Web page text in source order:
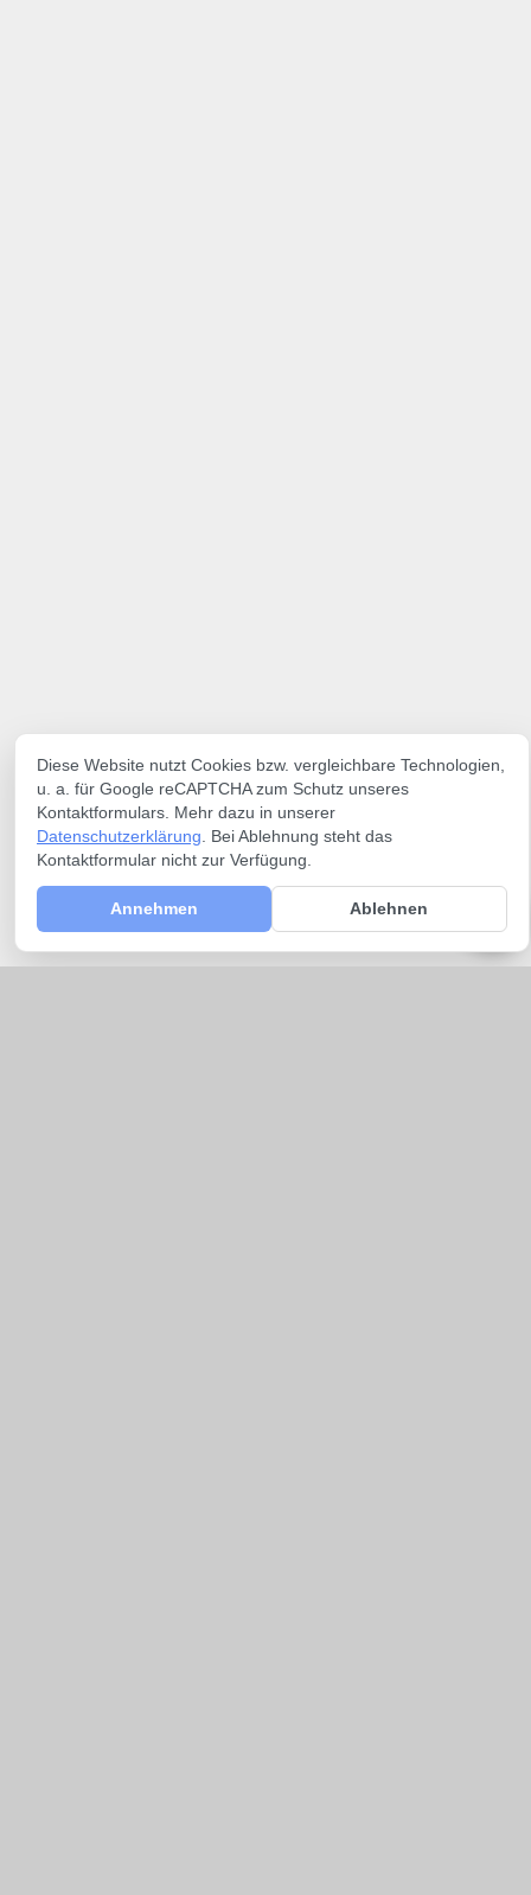
Diese Website nutzt Cookies bzw. vergleichbare Technologien,
u. a. für Google reCAPTCHA zum Schutz unseres
Kontaktformulars. Mehr dazu in unserer
Datenschutzerklärung . Bei Ablehnung steht das
Kontaktformular nicht zur Verfügung.
Annehmen Ablehnen